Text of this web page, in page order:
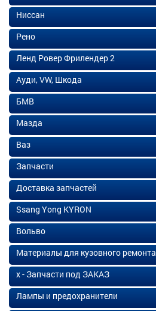
Ниссан
Рено
Ленд Ровер Фрилендер 2
Ауди, VW, Шкода
БМВ
Мазда
Ваз
Запчасти
Доставка запчастей
Ssang Yong KYRON
Вольво
Материалы для кузовного ремонта
х - Запчасти под ЗАКАЗ
Лампы и предохранители